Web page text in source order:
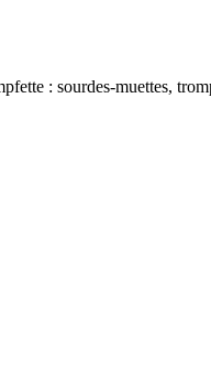
: sourdes-muettes,